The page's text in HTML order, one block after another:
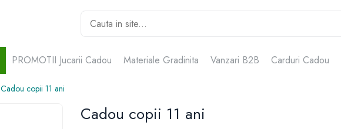
PROMOTII Jucarii Cadou Materiale Gradinita Vanzari B2B Carduri Cadou
Cadou copii 11 ani
Cadou copii 11 ani